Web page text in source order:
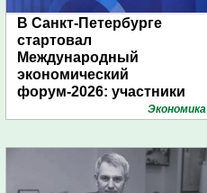
В Санкт-Петербурге
стартовал
Международный
экономический
форум-2026: участники
подготовили креативные
Экономика